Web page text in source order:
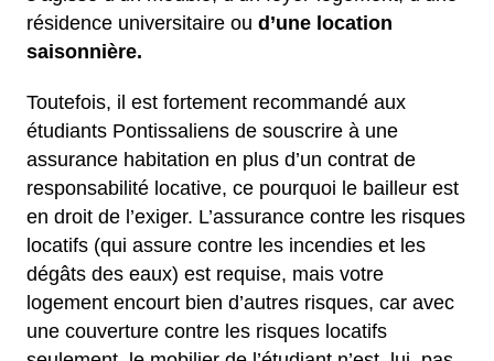
résidence universitaire ou d’une location
saisonnière.
Toutefois, il est fortement recommandé aux
étudiants Pontissaliens de souscrire à une
assurance habitation en plus d’un contrat de
responsabilité locative, ce pourquoi le bailleur est
en droit de l’exiger. L’assurance contre les risques
locatifs (qui assure contre les incendies et les
dégâts des eaux) est requise, mais votre
logement encourt bien d’autres risques, car avec
une couverture contre les risques locatifs